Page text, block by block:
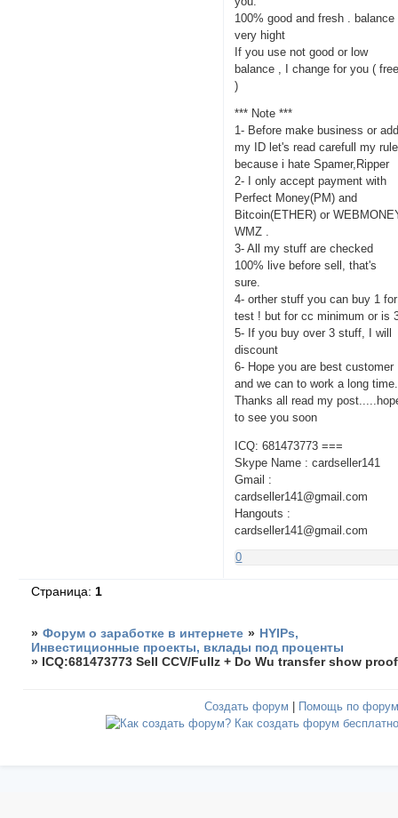
100% good and fresh . balance
very hight
If you use not good or low
balance , I change for you (
)
*** Note ***
1- Before make business or
my ID let's read carefull my rule
because i hate Spamer,Ripper
2- I only accept payment with
Perfect Money(PM) and
Bitcoin(ETHER) or
WMZ .
3- All my stuff are checked
100% live before sell, that's
sure.
4- orther stuff you can buy 1 for
test ! but for cc minimum or is
5- If you buy over 3 stuff, I will
discount
6- Hope you are best customer
and we can to work a long time.
Thanks all read my
to see you soon
ICQ: 681473773 ===
Skype Name : cardseller141
Gmail :
cardseller141@gmail.com
Hangouts :
cardseller141@gmail.com
0
Страница:1
» Форум о заработке в интернете » HYIPs,
Инвестиционные проекты, вклады под проценты
» ICQ:681473773 Sell CCV/Fullz + Do Wu transfer show proof
Создать форум Помощь по